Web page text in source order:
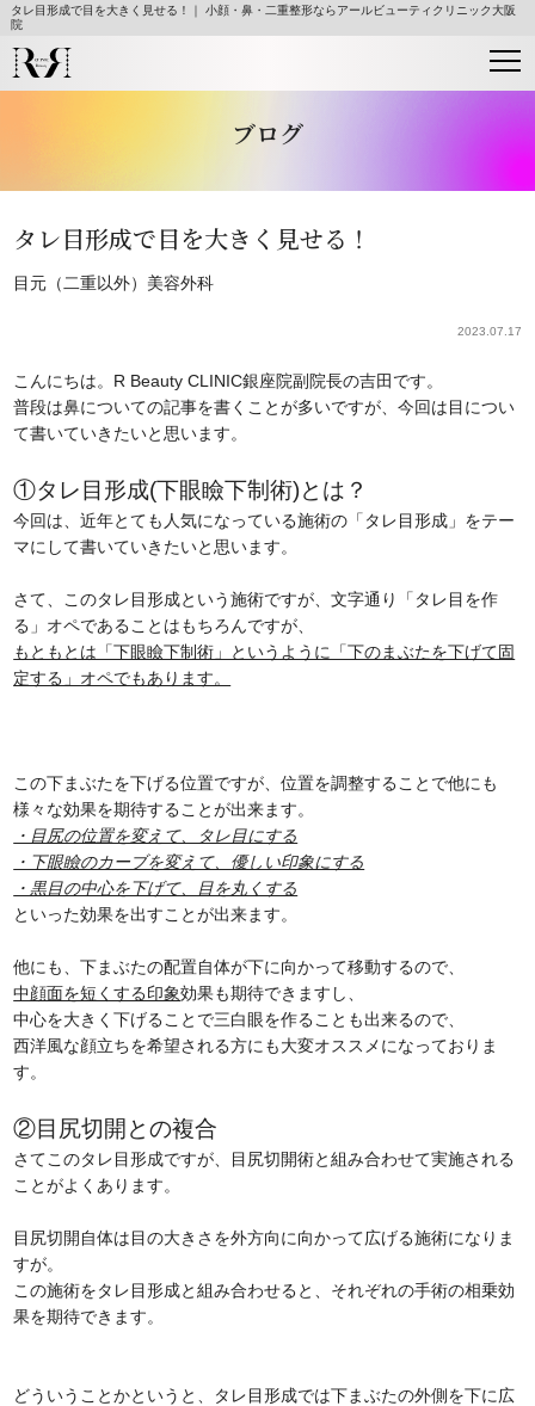
タレ目形成で目を大きく見せる！｜ 小顔・鼻・二重整形ならアールビューティクリニック大阪
院
ブログ
タレ目形成で目を大きく見せる！
目元（二重以外） 美容外科
2023.07.17
こんにちは。R Beauty CLINIC銀座院副院長の吉田です。
普段は鼻についての記事を書くことが多いですが、今回は目につい
て書いていきたいと思います。
①タレ目形成(下眼瞼下制術)とは？
今回は、近年とても人気になっている施術の「タレ目形成」をテー
マにして書いていきたいと思います。
さて、このタレ目形成という施術ですが、文字通り「タレ目を作
る」オペであることはもちろんですが、
もともとは「下眼瞼下制術」というように「下のまぶたを下げて固
定する」オペでもあります。
この下まぶたを下げる位置ですが、位置を調整することで他にも
様々な効果を期待することが出来ます。
・目尻の位置を変えて、タレ目にする
・下眼瞼のカーブを変えて、優しい印象にする
・黒目の中心を下げて、目を丸くする
といった効果を出すことが出来ます。
他にも、下まぶたの配置自体が下に向かって移動するので、
中顔面を短くする印象効果も期待できますし、
中心を大きく下げることで三白眼を作ることも出来るので、
西洋風な顔立ちを希望される方にも大変オススメになっておりま
す。
②目尻切開との複合
さてこのタレ目形成ですが、目尻切開術と組み合わせて実施される
ことがよくあります。
目尻切開自体は目の大きさを外方向に向かって広げる施術になりま
すが。
この施術をタレ目形成と組み合わせると、それぞれの手術の相乗効
果を期待できます。
どういうことかというと、タレ目形成では下まぶたの外側を下に広